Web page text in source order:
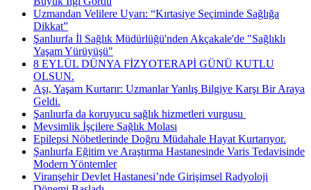
Uzmandan Velilere Uyarı: “Kırtasiye Seçiminde Sağlığa
Dikkat”
Şanlıurfa İl Sağlık Müdürlüğü'nden Akçakale'de "Sağlıklı
Yaşam Yürüyüşü"
8 EYLÜL DÜNYA FİZYOTERAPİ GÜNÜ KUTLU
OLSUN.
Aşı, Yaşam Kurtarır: Uzmanlar Yanlış Bilgiye Karşı Bir Araya
Geldi.
Şanlıurfa da koruyucu sağlık hizmetleri vurgusu ​
Mevsimlik İşçilere Sağlık Molası
Epilepsi Nöbetlerinde Doğru Müdahale Hayat Kurtarıyor.
Şanlıurfa Eğitim ve Araştırma Hastanesinde Varis Tedavisinde
Modern Yöntemler
Viranşehir Devlet Hastanesi’nde Girişimsel Radyoloji